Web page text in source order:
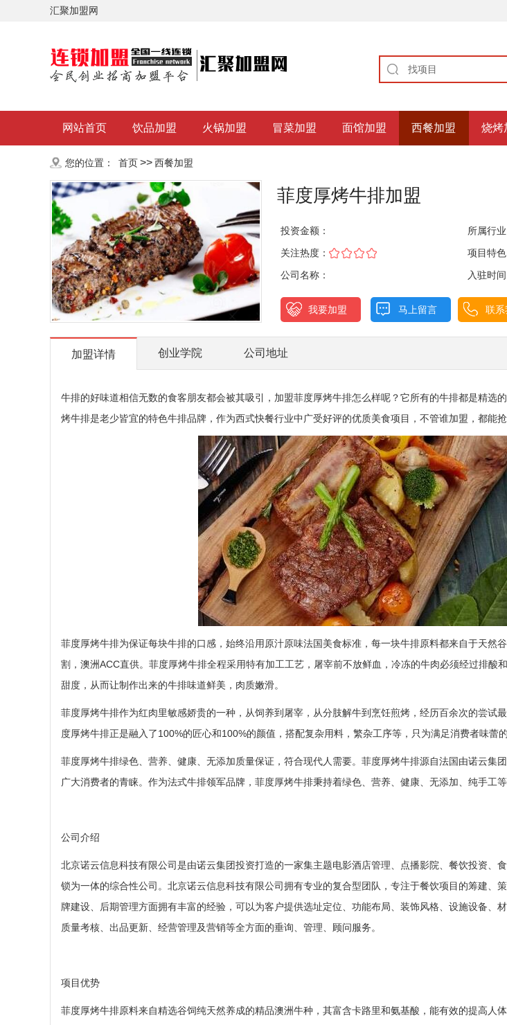
汇聚加盟网
网站首页 饮品加盟 火锅加盟 冒菜加盟 面馆加盟 西餐加盟 烧烤
您的位置： 首页>>西餐加盟
菲度厚烤牛排加盟
投资金额： 所属行业
关注热度：
项目特色
公司名称：
入驻时
我要加盟 马上留言 联系
加盟详情 创业学院 公司地址
牛排的好味道相信无数的食客朋友都会被其吸引，加盟菲度厚烤牛排怎么样呢？它所有的牛排都是精选
烤牛排是老少皆宜的特色牛排品牌，作为西式快餐行业中广受好评的优质美食项目，不管谁加盟，都能抢
菲度厚烤牛排为保证每块牛排的口感，始终沿用原汁原味法国美食标准，每一块牛排原料都来自于天然
割，澳洲ACC直供。菲度厚烤牛排全程采用特有加工工艺，屠宰前不放鲜血，冷冻的牛肉必须经过排酸
甜度，从而让制作出来的牛排味道鲜美，肉质嫩滑。
菲度厚烤牛排作为红肉里敏感娇贵的一种，从饲养到屠宰，从分肢解牛到烹饪煎烤，经历百余次的尝试
度厚烤牛排正是融入了100%的匠心和100%的颜值，搭配复杂用料，繁杂工序等，只为满足消费者味蕾的
菲度厚烤牛排绿色、营养、健康、无添加质量保证，符合现代人需要。菲度厚烤牛排源自法国由诺云集
广大消费者的青睐。作为法式牛排领军品牌，菲度厚烤牛排秉持着绿色、营养、健康、无添加、纯手工等
公司介绍
北京诺云信息科技有限公司是由诺云集团投资打造的一家集主题电影酒店管理、点播影院、餐饮投资、
锁为一体的综合性公司。北京诺云信息科技有限公司拥有专业的复合型团队，专注于餐饮项目的筹建、
牌建设、后期管理方面拥有丰富的经验，可以为客户提供选址定位、功能布局、装饰风格、设施设备、
质量考核、出品更新、经营管理及营销等全方面的垂询、管理、顾问服务。
项目优势
菲度厚烤牛排原料来自精选谷饲纯天然养成的精品澳洲牛种，其富含卡路里和氨基酸，能有效的提高人